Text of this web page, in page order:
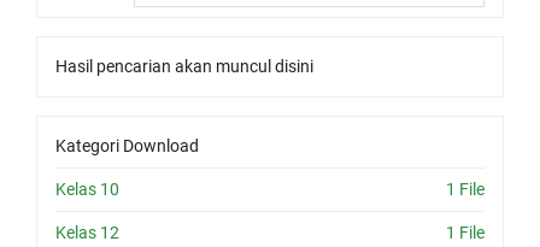
Hasil pencarian akan muncul disini
Kategori Download
Kelas 10 1 File
Kelas 12 1 File